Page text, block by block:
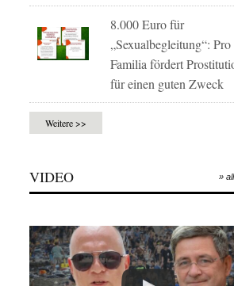
8.000 Euro für
„Sexualbegleitung“: Pro
Familia fördert
für einen guten Zweck
Weitere >>
VIDEO »